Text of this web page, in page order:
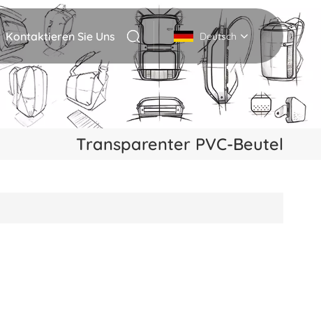
Kontaktieren Sie Uns Deutsch
English
Deutsch
Italiano
Transparenter PVC-Beutel